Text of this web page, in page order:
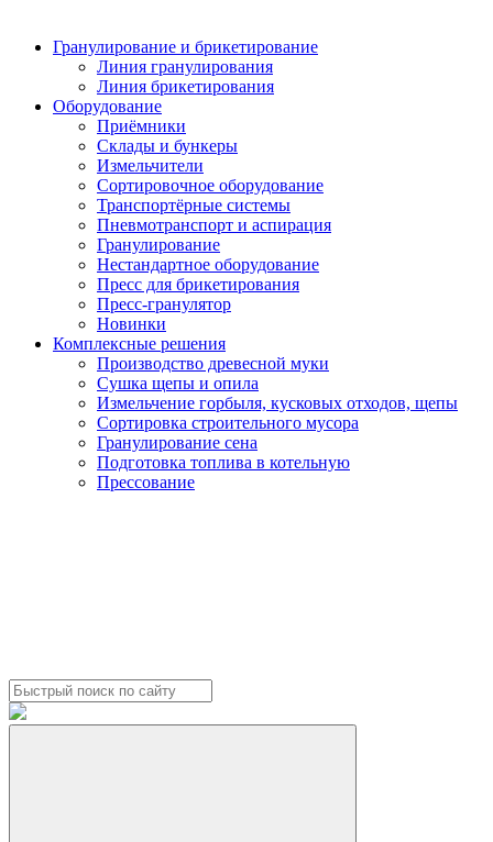
Гранулирование и брикетирование
Линия гранулирования
Линия брикетирования
Оборудование
Приёмники
Склады и бункеры
Измельчители
Сортировочное оборудование
Транспортёрные системы
Пневмотранспорт и аспирация
Гранулирование
Нестандартное оборудование
Пресс для брикетирования
Пресс-гранулятор
Новинки
Комплексные решения
Производство древесной муки
Сушка щепы и опила
Измельчение горбыля, кусковых отходов, щепы
Сортировка строительного мусора
Гранулирование сена
Подготовка топлива в котельную
Прессование